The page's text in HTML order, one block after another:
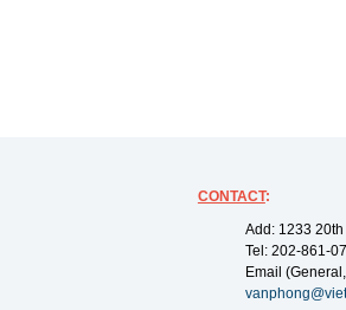
CONTACT:
Add: 1233
Tel: 202-861-
Email